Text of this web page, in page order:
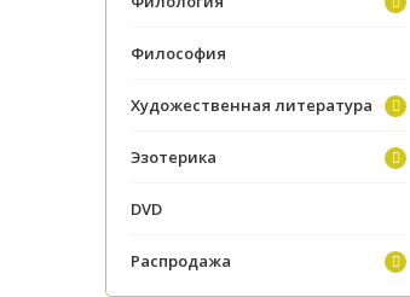
Философия
Художественная литература
Эзотерика
DVD
Распродажа